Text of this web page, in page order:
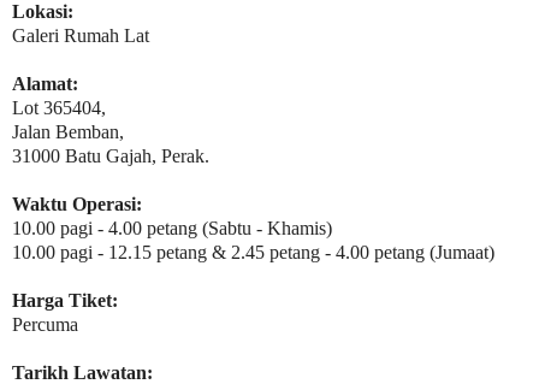
Lokasi:
Galeri Rumah Lat
Alamat:
Lot 365404,
Jalan Bemban,
31000 Batu Gajah, Perak.
Waktu Operasi:
10.00 pagi - 4.00 petang (Sabtu - Khamis)
10.00 pagi - 12.15 petang & 2.45 petang - 4.00 petang (Jumaat)
Harga Tiket:
Percuma
Tarikh Lawatan: